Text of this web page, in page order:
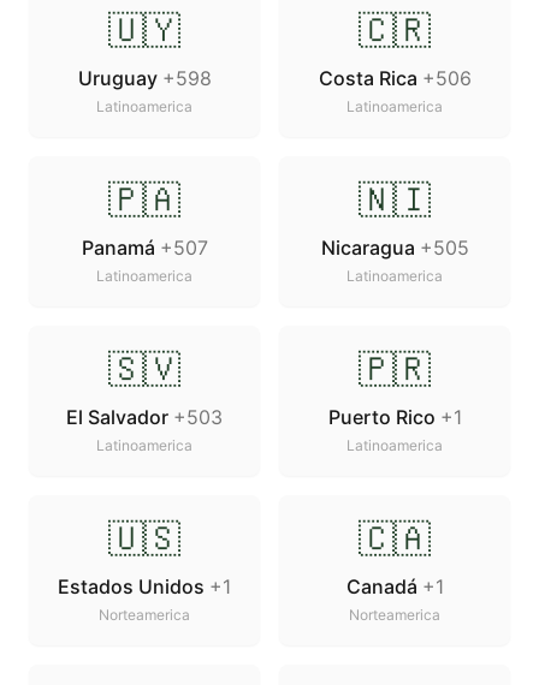
🇺🇾
Uruguay +598
Latinoamerica
🇨🇷
Costa Rica +506
Latinoamerica
🇵🇦
Panamá +507
Latinoamerica
🇳🇮
Nicaragua +505
Latinoamerica
🇸🇻
El Salvador +503
Latinoamerica
🇵🇷
Puerto Rico +1
Latinoamerica
🇺🇸
Estados Unidos +1
Norteamerica
🇨🇦
Canadá +1
Norteamerica